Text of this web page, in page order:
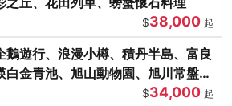
$38,000 起
鵝遊行、浪漫小樽、積丹半島、富良
金青池、旭山動物園、旭川常盤旋
$34,000 起